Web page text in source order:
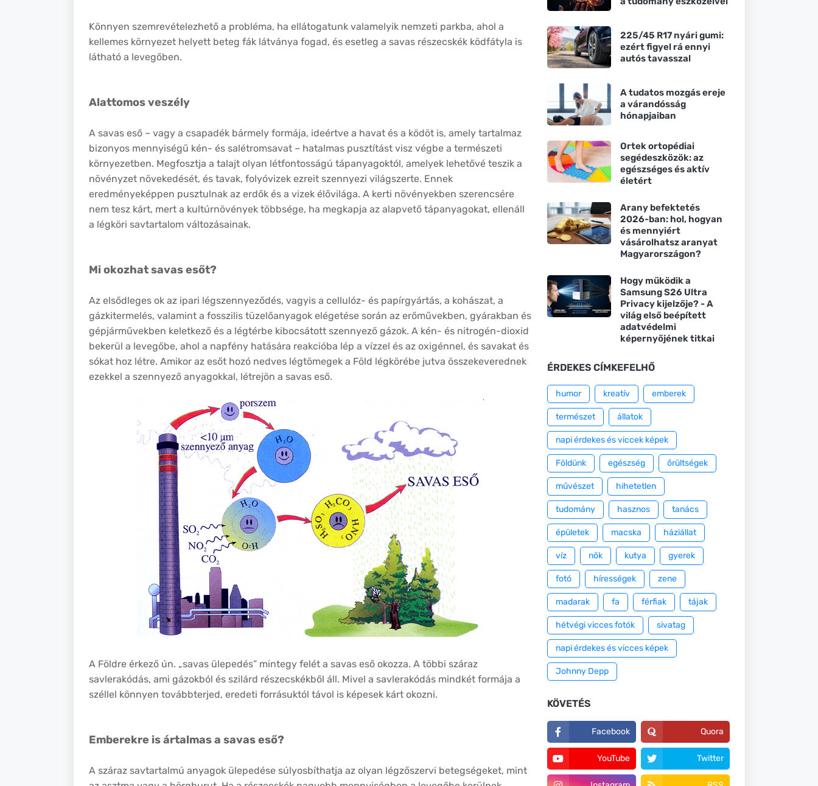
Könnyen szemrevételezhető a probléma, ha ellátogatunk valamelyik nemzeti parkba, ahol a
kellemes környezet helyett beteg fák látványa fogad, és esetleg a savas részecskék ködfátyla is
látható a levegőben.
Alattomos veszély
A savas eső – vagy a csapadék bármely formája, ideértve a havat és a ködöt is, amely tartalmaz
bizonyos mennyiségű kén- és salétromsavat – hatalmas pusztítást visz végbe a természeti
környezetben. Megfosztja a talajt olyan létfontosságú tápanyagoktól, amelyek lehetővé teszik a
növényzet növekedését, és tavak, folyóvizek ezreit szennyezi világszerte. Ennek
eredményeképpen pusztulnak az erdők és a vizek élővilága. A kerti növényekben szerencsére
nem tesz kárt, mert a kultúrnövények többsége, ha megkapja az alapvető tápanyagokat, ellenáll
a légköri savtartalom változásainak.
Mi okozhat savas esőt?
Az elsődleges ok az ipari légszennyeződés, vagyis a cellulóz- és papírgyártás, a kohászat, a
gázkitermelés, valamint a fosszilis tüzelőanyagok elégetése során az erőművekben, gyárakban és
gépjárművekben keletkező és a légtérbe kibocsátott szennyező gázok. A kén- és nitrogén-dioxid
bekerül a levegőbe, ahol a napfény hatására reakcióba lép a vízzel és az oxigénnel, és savakat és
sókat hoz létre. Amikor az esőt hozó nedves légtömegek a Föld légkörébe jutva összekeverednek
ezekkel a szennyező anyagokkal, létrejön a savas eső.
A Földre érkező ún. „savas ülepedés” mintegy felét a savas eső okozza. A többi száraz
savlerakódás, ami gázokból és szilárd részecskékből áll. Mivel a savlerakódás mindkét formája a
széllel könnyen továbbterjed, eredeti forrásuktól távol is képesek kárt okozni.
Emberekre is ártalmas a savas eső?
A száraz savtartalmú anyagok ülepedése súlyosbíthatja az olyan légzőszervi betegségeket, mint
225/45 R17 nyári gumi:
ezért figyel rá ennyi
autós tavasszal
A tudatos mozgás ereje
a várandósság
hónapjaiban
Ortek ortopédiai
segédeszközök: az
egészséges és aktív
életért
Arany befektetés
2026-ban: hol, hogyan
és mennyiért
vásárolhatsz aranyat
Magyarországon?
Hogy működik a
Samsung S26 Ultra
Privacy kijelzője? - A
világ első beépített
adatvédelmi
képernyőjének titkai
ÉRDEKES CÍMKEFELHŐ
humor kreatív emberek
természet állatok
napi érdekes és viccek képek
Földünk egészség őrültségek
művészet hihetetlen
tudomány hasznos tanács
épületek macska háziállat
víz nők kutya gyerek
fotó hírességek zene
madarak fa férfiak tájak
hétvégi vicces fotók sivatag
napi érdekes és vicces képek
Johnny Depp
KÖVETÉS
Facebook Quora
YouTube Twitter